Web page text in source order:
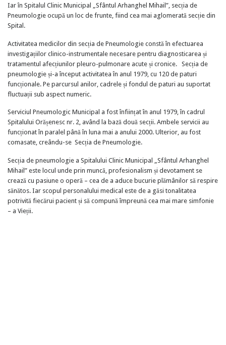
Iar în Spitalul Clinic Municipal „Sfântul Arhanghel Mihail”, secția de
Pneumologie ocupă un loc de frunte, fiind cea mai aglomerată secție din
Spital.
Activitatea medicilor din secția de Pneumologie constă în efectuarea
investigațiilor clinico-instrumentale necesare pentru diagnosticarea și
tratamentul afecțiunilor pleuro-pulmonare acute și cronice. Secția de
pneumologie și-a început activitatea în anul 1979, cu 120 de paturi
funcționale. Pe parcursul anilor, cadrele și fondul de paturi au suportat
fluctuații sub aspect numeric.
Serviciul Pneumologic Municipal a fost înființat în anul 1979, în cadrul
Spitalului Orășenesc nr. 2, având la bază două secții. Ambele servicii au
funcționat în paralel până în luna mai a anului 2000. Ulterior, au fost
comasate, creându-se Secția de Pneumologie.
Secția de pneumologie a Spitalului Clinic Municipal „Sfântul Arhanghel
Mihail” este locul unde prin muncă, profesionalism și devotament se
crează cu pasiune o operă – cea de a aduce bucurie plămânilor să respire
sănătos. Iar scopul personalului medical este de a găsi tonalitatea
potrivită fiecărui pacient și să compună împreună cea mai mare simfonie
– a Vieții.